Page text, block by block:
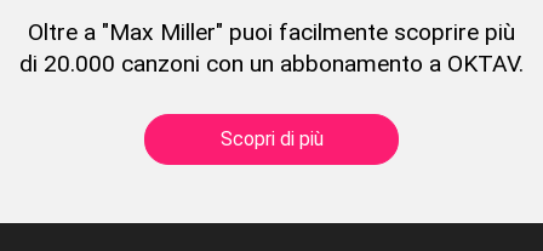
Oltre a "Max Miller" puoi facilmente scoprire più
di 20.000 canzoni con un abbonamento a OKTAV.
Scopri di più